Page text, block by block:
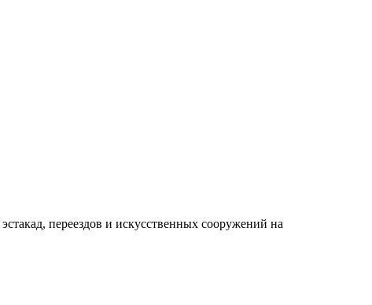
переездов и искусственных сооружений на